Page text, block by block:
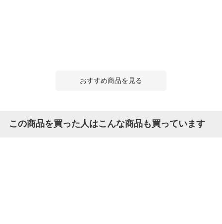
おすすめ商品を見る
この商品を買った人はこんな商品も買っています